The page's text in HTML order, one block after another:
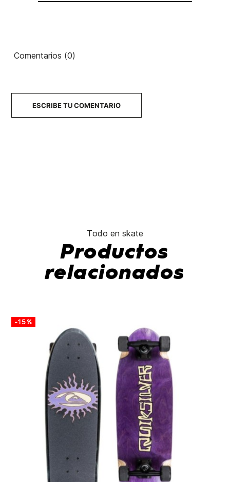
Comentarios (0)
ESCRIBE TU COMENTARIO
Todo en skate
Productos
relacionados
-15%